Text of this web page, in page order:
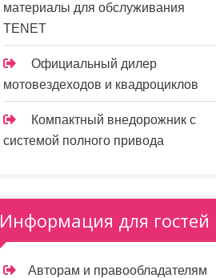
материалы для обслуживания
TENET
Официальный дилер
мотовездеходов и квадроциклов
Компактный внедорожник с
системой полного привода
Информация для гостей
Авторам и правообладателям